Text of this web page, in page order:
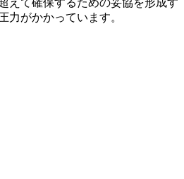
力がかかっています。